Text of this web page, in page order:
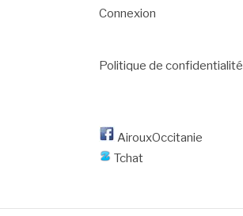
Connexion
Politique de confidentialité
AirouxOccitanie
Tchat